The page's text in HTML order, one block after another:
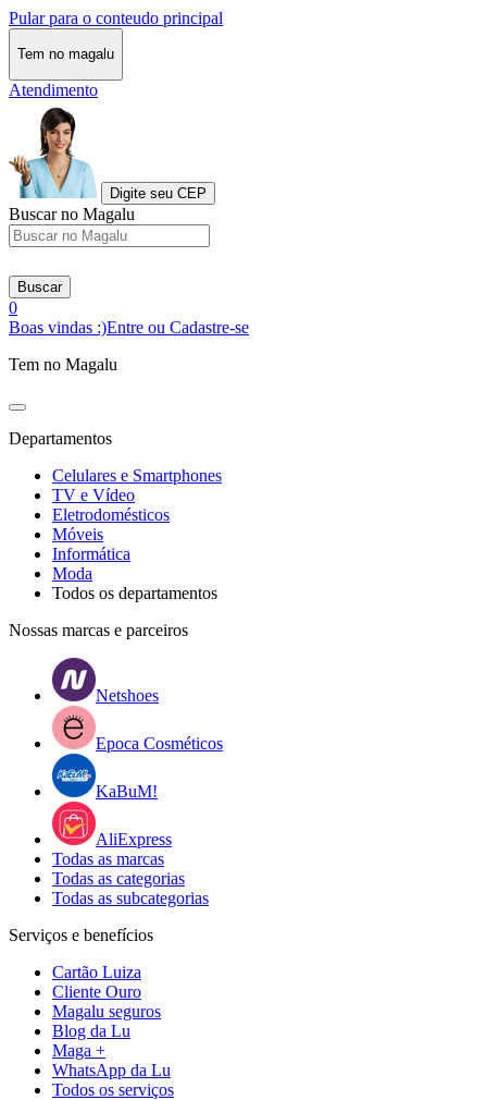
Pular para o conteudo principal
Tem no magalu
Atendimento
Digite seu CEP
Buscar no Magalu
Buscar
0
Boas vindas :)Entre ou Cadastre-se
Tem no Magalu
Departamentos
Celulares e Smartphones
TV e Vídeo
Eletrodomésticos
Móveis
Informática
Moda
Todos os departamentos
Nossas marcas e parceiros
Netshoes
Epoca Cosméticos
KaBuM!
AliExpress
Todas as marcas
Todas as categorias
Todas as subcategorias
Serviços e benefícios
Cartão Luiza
Cliente Ouro
Magalu seguros
Blog da Lu
Maga +
WhatsApp da Lu
Todos os serviços